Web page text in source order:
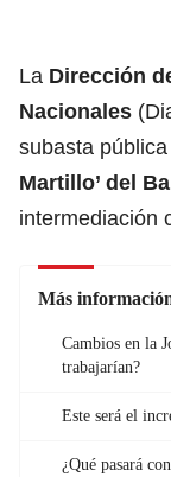
La Dirección
Nacionales
subasta
Martillo’ del
intermediación
Más
Cambios en la
trabajarían?
Este será el
¿Qué pasará